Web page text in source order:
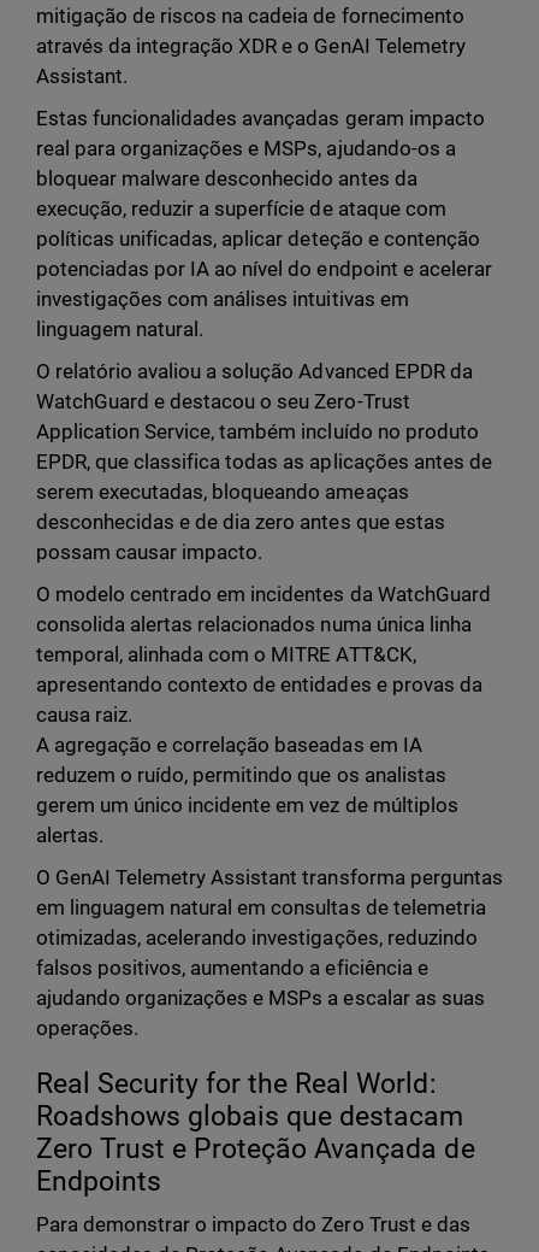
mitigação de riscos na cadeia de fornecimento
através da integração XDR e o GenAI Telemetry
Assistant.
Estas funcionalidades avançadas geram impacto
real para organizações e MSPs, ajudando-os a
bloquear malware desconhecido antes da
execução, reduzir a superfície de ataque com
políticas unificadas, aplicar deteção e contenção
potenciadas por IA ao nível do endpoint e acelerar
investigações com análises intuitivas em
linguagem natural.
O relatório avaliou a solução Advanced EPDR da
WatchGuard e destacou o seu Zero-Trust
Application Service, também incluído no produto
EPDR, que classifica todas as aplicações antes de
serem executadas, bloqueando ameaças
desconhecidas e de dia zero antes que estas
possam causar impacto.
O modelo centrado em incidentes da WatchGuard
consolida alertas relacionados numa única linha
temporal, alinhada com o MITRE ATT&CK,
apresentando contexto de entidades e provas da
causa raiz.
A agregação e correlação baseadas em IA
reduzem o ruído, permitindo que os analistas
gerem um único incidente em vez de múltiplos
alertas.
O GenAI Telemetry Assistant transforma perguntas
em linguagem natural em consultas de telemetria
otimizadas, acelerando investigações, reduzindo
falsos positivos, aumentando a eficiência e
ajudando organizações e MSPs a escalar as suas
operações.
Real Security for the Real World:
Roadshows globais que destacam
Zero Trust e Proteção Avançada de
Endpoints
Para demonstrar o impacto do Zero Trust e das